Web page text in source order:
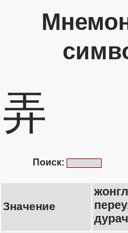
弄
Поиск:
Значение